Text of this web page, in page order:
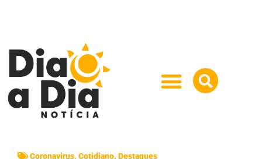
Coronavirus, Cotidiano, Destaques